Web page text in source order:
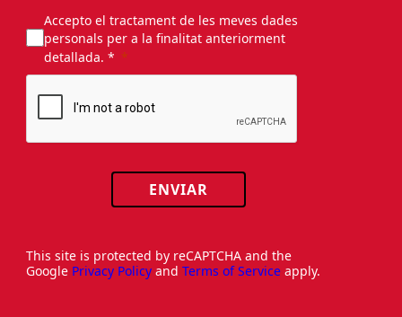
Accepto el tractament de les meves dades
personals per a la finalitat anteriorment
detallada. *
ENVIAR
This site is protected by reCAPTCHA and the
Google Privacy Policy and Terms of Service apply.